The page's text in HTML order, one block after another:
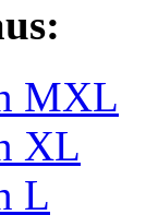
MXL
XL
L